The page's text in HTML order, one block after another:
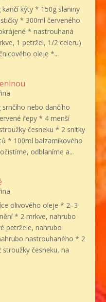
kýty * 150g slaniny
* 300ml červeného
* nastrouhaná
1 petržel, 1/2 celeru)
oleje *...
nebo dančího
řepy * 4 menší
česneku * 2 snítky
* 100ml balzamikového
odblaníme a...
olivového oleje * 2–3
* 2 mrkve, nahrubo
petržele, nahrubo
nastrouhaného * 2
česneku, na